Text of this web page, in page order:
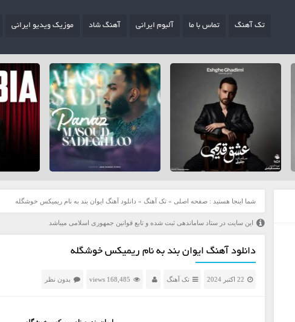
تک آهنگ تماس با ما آلبوم ایرانی آهنگ شاد موزیک ویدیو ایرانی
شما اینجا هستید : صفحه اصلی » تک آهنگ » دانلود آهنگ ایوان بند به نام ریمیکس خوشگله
این سایت در ستاد ساماندهی ثبت شده و تابع قوانین جمهوری اسلامی میباشد
دانلود آهنگ ایوان بند به نام ریمیکس خوشگله
22 اکتبر 2024 تک آهنگ 168,485 views بدون نظر